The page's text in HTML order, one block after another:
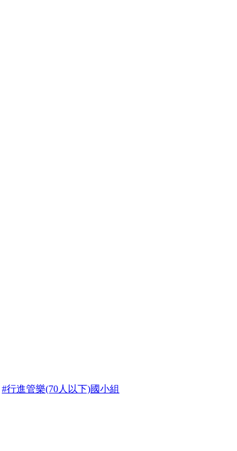
#行進管樂(70人以下)國小組